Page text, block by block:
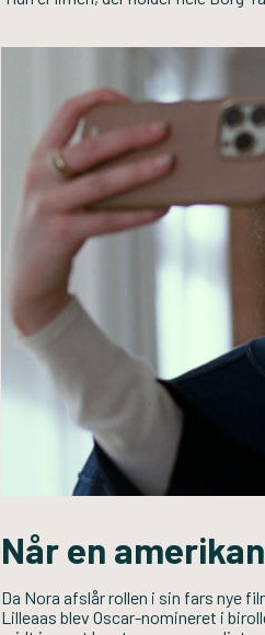
Når en
Da Nora afslår rollen i sin fars nye
Lilleaas blev Oscar-nomineret i